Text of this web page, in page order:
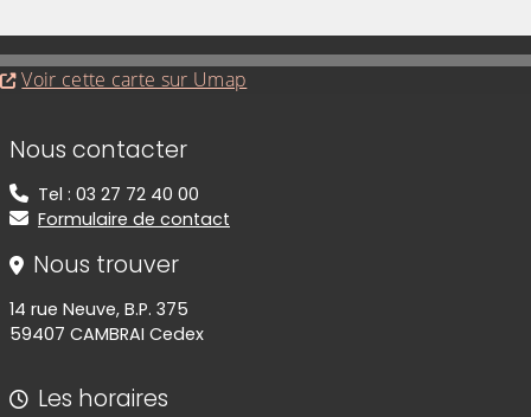
Evitez la carte interactive ci-après et aller au
Voir cette carte sur Umap
Informations de contact
Nous contacter
Tel : 03 27 72 40 00
Formulaire de contact
Nous trouver
14 rue Neuve, B.P. 375
59407 CAMBRAI Cedex
Les horaires